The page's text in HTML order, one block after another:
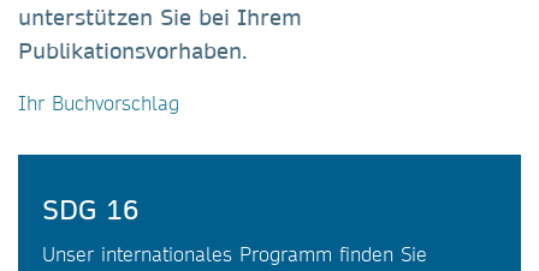
unterstützen Sie bei Ihrem
Publikationsvorhaben.
Ihr Buchvorschlag
SDG 16
Unser internationales Programm finden Sie